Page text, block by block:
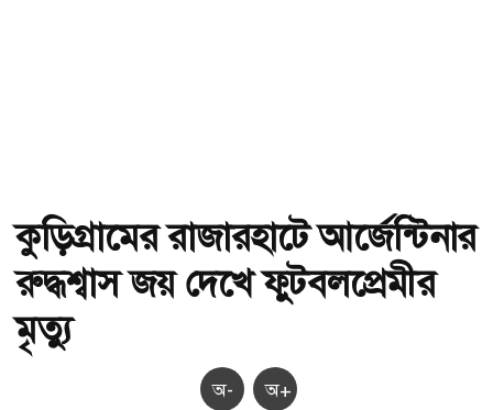
কুড়িগ্রামের রাজারহাটে আর্জেন্টিনার
রুদ্ধশ্বাস জয় দেখে ফুটবলপ্রেমীর
মৃত্যু
অ- অ+